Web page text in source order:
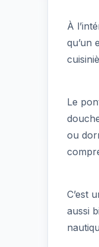
À
qu’un
Le
ou
C’est
aussi